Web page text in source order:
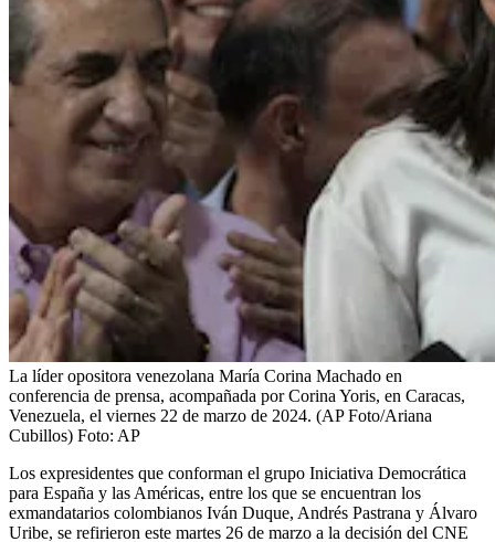
La líder opositora venezolana María Corina Machado en
conferencia de prensa, acompañada por Corina Yoris, en Caracas,
Venezuela, el viernes 22 de marzo de 2024. (AP Foto/Ariana
Cubillos) Foto: AP
Los expresidentes que conforman el grupo Iniciativa Democrática
para España y las Américas, entre los que se encuentran los
exmandatarios colombianos Iván Duque, Andrés Pastrana y Álvaro
Uribe, se refirieron este martes 26 de marzo a la decisión del CNE